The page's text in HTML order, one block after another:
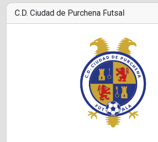
C.D. Ciudad de Purchena Futsal